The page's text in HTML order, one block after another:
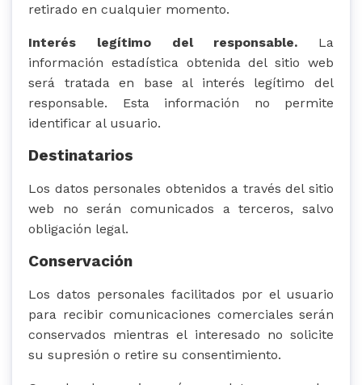
retirado en cualquier momento.
Interés legítimo del responsable. La
información estadística obtenida del sitio web
será tratada en base al interés legítimo del
responsable. Esta información no permite
identificar al usuario.
Destinatarios
Los datos personales obtenidos a través del sitio
web no serán comunicados a terceros, salvo
obligación legal.
Conservación
Los datos personales facilitados por el usuario
para recibir comunicaciones comerciales serán
conservados mientras el interesado no solicite
su supresión o retire su consentimiento.